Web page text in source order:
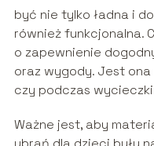
być nie tylko ładna i
również funkcjonalna.
o zapewnienie
oraz wygody. Jest
czy podczas
Ważne jest, aby